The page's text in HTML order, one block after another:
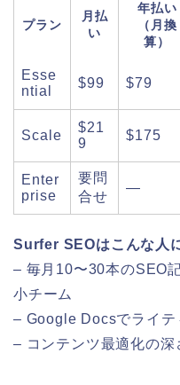
プラン
月払
い
年払い
（月換
算）
Esse
ntial
$99 $79
Scale
$21
9
$175
Enter
prise
要問
合せ
—
Surfer SEOはこんな人
– 毎月10〜30本のSEO
小チーム
– Google Docsでライテ
– コンテンツ最適化の